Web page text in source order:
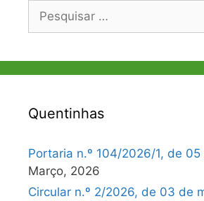
Pesquisar
Quentinhas
Portaria n.º 104/2026/1, de
Março, 2026
Circular n.º 2/2026, de 03 de